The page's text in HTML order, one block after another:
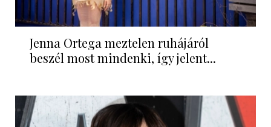
Jenna Ortega meztelen ruhájáról
beszél most mindenki, így jelent...